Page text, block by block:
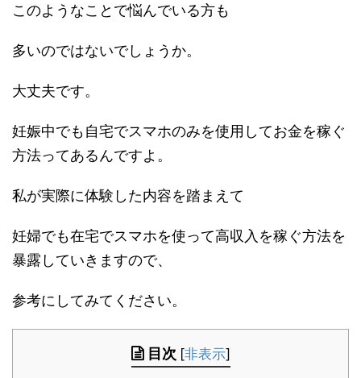
このようなことで悩んでいる方も
多いのではないでしょうか。
大丈夫です。
妊娠中でも自宅でスマホのみを使用してお金を稼ぐ
方法ってあるんですよ。
私が実際に体験した内容を踏まえて
妊婦でも在宅でスマホを使って高収入を稼ぐ方法を
暴露していきますので、
参考にしてみてください。
目次 [非表示]